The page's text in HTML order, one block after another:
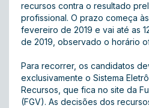
recursos contra o resultado
profissional. O prazo começa
fevereiro de 2019 e vai até as
de 2019, observado o horário
Para recorrer, os candidatos
exclusivamente o Sistema
Recursos, que fica no site da
(FGV). As decisões dos